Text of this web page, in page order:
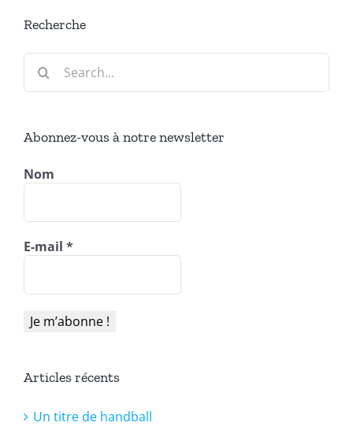
Recherche
Search
Abonnez-vous à notre newsletter
Nom
E-mail *
Articles récents
Un titre de handball